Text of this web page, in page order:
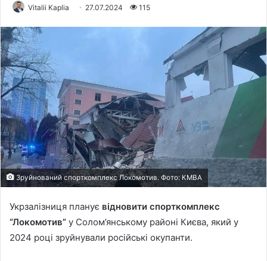
Vitalii Kaplia 27.07.2024 115
Зруйнований спорткомплекс Локомотив. Фото: КМВА
Укрзалізниця планує відновити спорткомплекс
“Локомотив” у Солом’янському районі Києва, який у
2024 році зруйнували російські окупанти.